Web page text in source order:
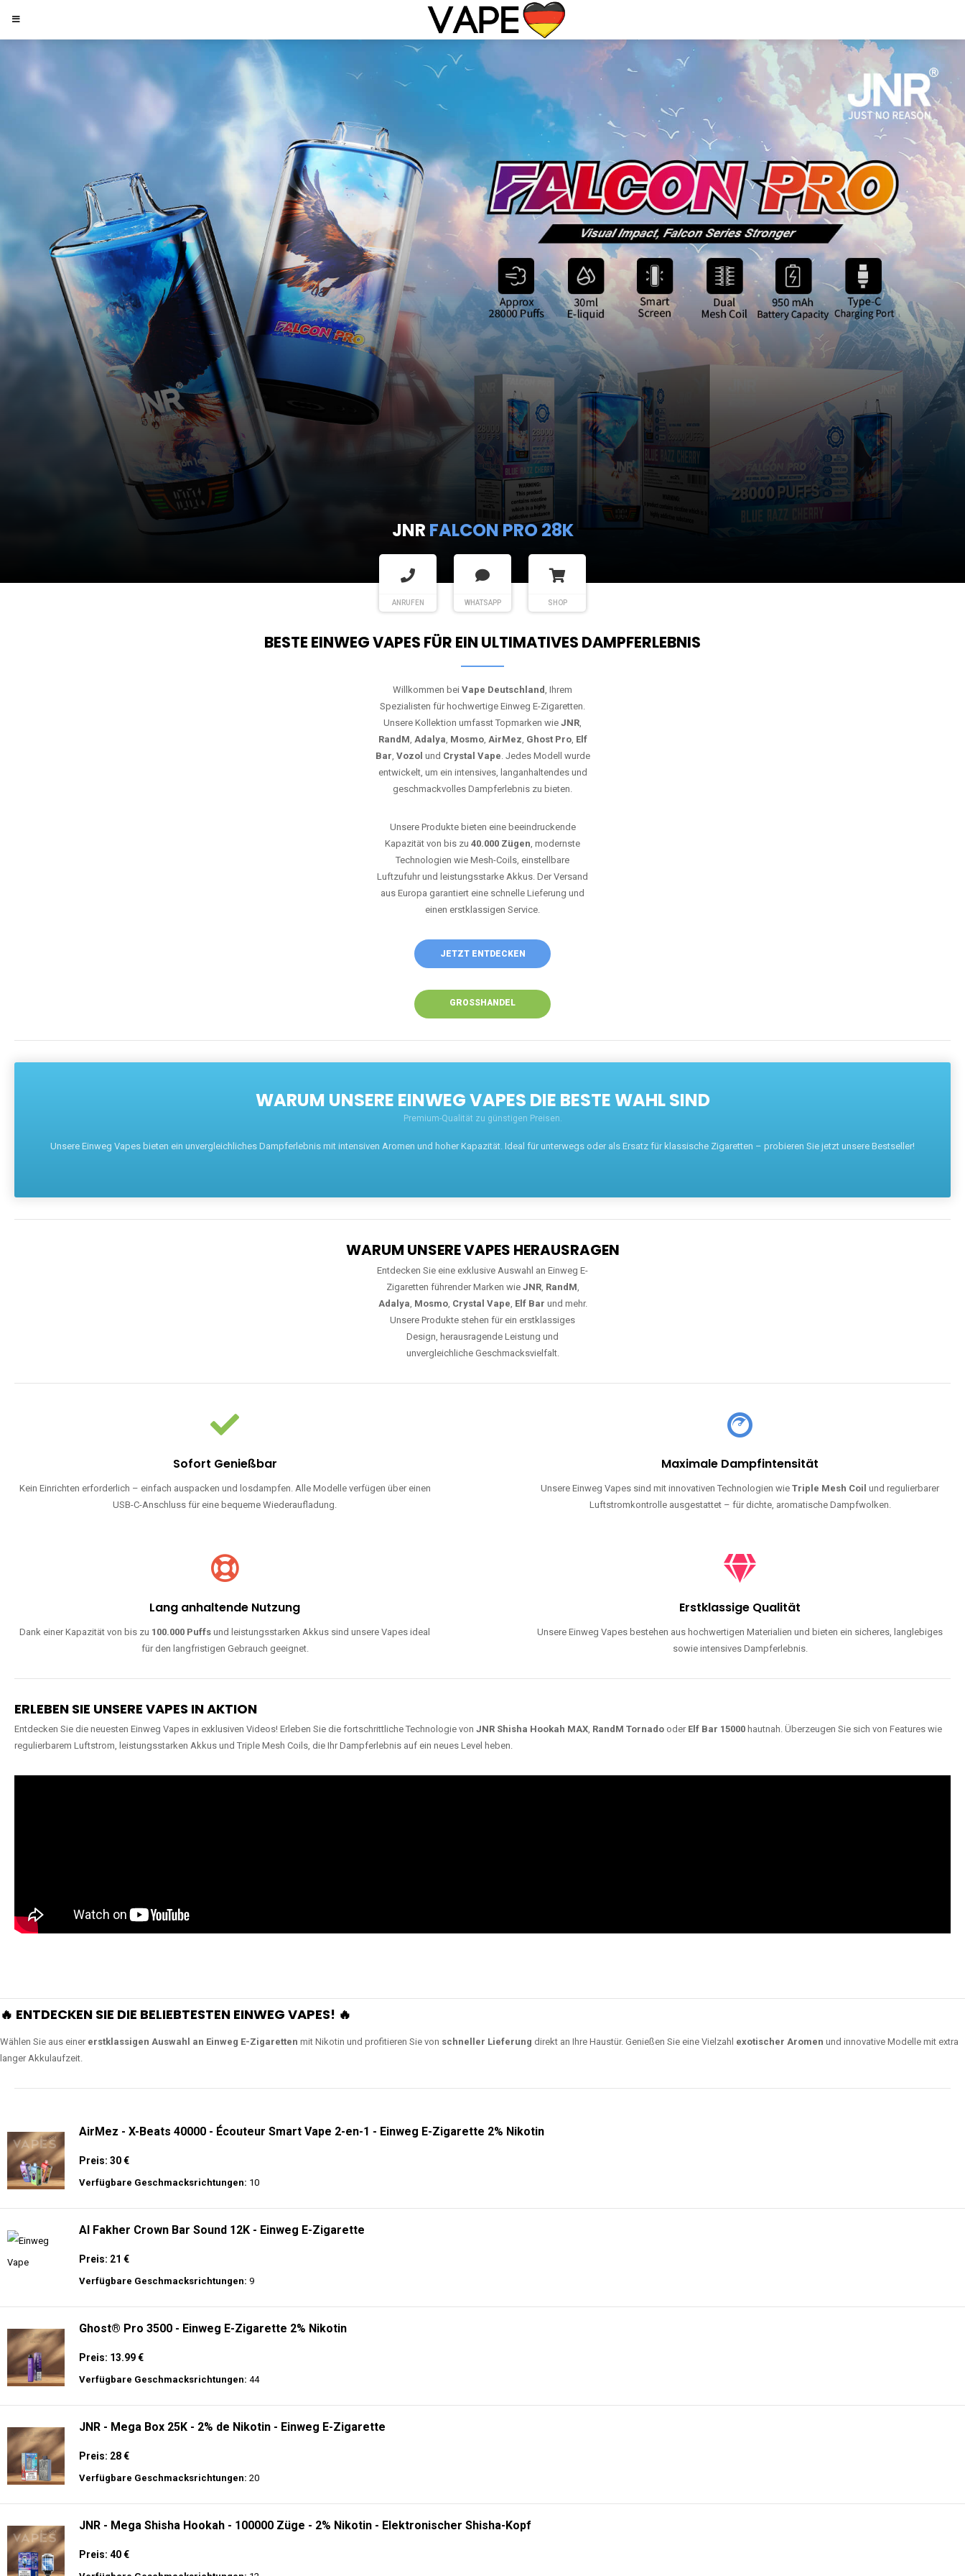
JNR FALCON PRO 28K
ANRUFEN WHATSAPP SHOP
BESTE EINWEG VAPES FÜR EIN ULTIMATIVES DAMPFERLEBNIS
Willkommen bei Vape Deutschland, Ihrem
Spezialisten für hochwertige Einweg E-Zigaretten.
Unsere Kollektion umfasst Topmarken wie JNR,
RandM, Adalya, Mosmo, AirMez, Ghost Pro, Elf
Bar, Vozol und Crystal Vape. Jedes Modell wurde
entwickelt, um ein intensives, langanhaltendes und
geschmackvolles Dampferlebnis zu bieten.
Unsere Produkte bieten eine beeindruckende
Kapazität von bis zu 40.000 Zügen, modernste
Technologien wie Mesh-Coils, einstellbare
Luftzufuhr und leistungsstarke Akkus. Der Versand
aus Europa garantiert eine schnelle Lieferung und
einen erstklassigen Service.
JETZT ENTDECKEN
GROSSHANDEL
WARUM UNSERE EINWEG VAPES DIE BESTE WAHL SIND
Premium-Qualität zu günstigen Preisen.
Unsere Einweg Vapes bieten ein unvergleichliches Dampferlebnis mit intensiven Aromen und hoher Kapazität. Ideal für unterwegs oder als Ersatz für klassische Zigaretten – probieren Sie jetzt unsere Bestseller!
WARUM UNSERE VAPES HERAUSRAGEN
Entdecken Sie eine exklusive Auswahl an Einweg E-
Zigaretten führender Marken wie JNR, RandM,
Adalya, Mosmo, Crystal Vape, Elf Bar und mehr.
Unsere Produkte stehen für ein erstklassiges
Design, herausragende Leistung und
unvergleichliche Geschmacksvielfalt.
Sofort Genießbar
Kein Einrichten erforderlich – einfach auspacken und losdampfen. Alle Modelle verfügen über einen
USB-C-Anschluss für eine bequeme Wiederaufladung.
Maximale Dampfintensität
Unsere Einweg Vapes sind mit innovativen Technologien wieTriple Mesh Coil und regulierbarer
Luftstromkontrolle ausgestattet – für dichte, aromatische Dampfwolken.
Lang anhaltende Nutzung
Dank einer Kapazität von bis zu 100.000 Puffs und leistungsstarken Akkus sind unsere Vapes ideal
für den langfristigen Gebrauch geeignet.
Erstklassige Qualität
Unsere Einweg Vapes bestehen aus hochwertigen Materialien und bieten ein sicheres, langlebiges
sowie intensives Dampferlebnis.
ERLEBEN SIE UNSERE VAPES IN AKTION
Entdecken Sie die neuesten Einweg Vapes in exklusiven Videos! Erleben Sie die fortschrittliche Technologie von JNR Shisha Hookah MAX, RandM Tornado oder Elf Bar 15000 hautnah. Überzeugen Sie sich von Features wie
regulierbarem Luftstrom, leistungsstarken Akkus und Triple Mesh Coils, die Ihr Dampferlebnis auf ein neues Level heben.
🔥 ENTDECKEN SIE DIE BELIEBTESTEN EINWEG VAPES! 🔥
Wählen Sie aus einer erstklassigen Auswahl an Einweg E-Zigaretten mit Nikotin und profitieren Sie von schneller Lieferung direkt an Ihre Haustür. Genießen Sie eine Vielzahl exotischer Aromen und innovative Modelle mit extra
langer Akkulaufzeit.
AirMez - X-Beats 40000 - Écouteur Smart Vape 2-en-1 - Einweg E-Zigarette 2% Nikotin
Preis: 30 €
Verfügbare Geschmacksrichtungen: 10
Al Fakher Crown Bar Sound 12K - Einweg E-Zigarette
Preis: 21 €
Verfügbare Geschmacksrichtungen: 9
Ghost® Pro 3500 - Einweg E-Zigarette 2% Nikotin
Preis: 13.99 €
Verfügbare Geschmacksrichtungen: 44
JNR - Mega Box 25K - 2% de Nikotin - Einweg E-Zigarette
Preis: 28 €
Verfügbare Geschmacksrichtungen: 20
JNR - Mega Shisha Hookah - 100000 Züge - 2% Nikotin - Elektronischer Shisha-Kopf
Preis: 40 €